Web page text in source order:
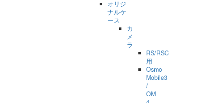
オリジ
ナルケ
ース
カ
メ
ラ
RS/RSC
用
Osmo
Mobile3
/
OM